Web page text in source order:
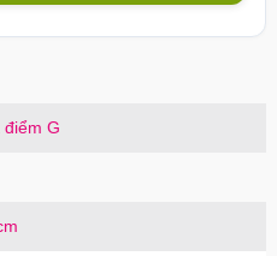
TPU Space trong
trong suốt tối
điểm G